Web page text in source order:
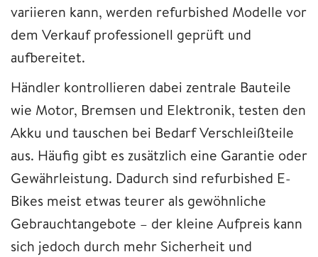
variieren kann, werden refurbished Modelle vor
dem Verkauf professionell geprüft und
aufbereitet.
Händler kontrollieren dabei zentrale Bauteile
wie Motor, Bremsen und Elektronik, testen den
Akku und tauschen bei Bedarf Verschleißteile
aus. Häufig gibt es zusätzlich eine Garantie oder
Gewährleistung. Dadurch sind refurbished E-
Bikes meist etwas teurer als gewöhnliche
Gebrauchtangebote – der kleine Aufpreis kann
sich jedoch durch mehr Sicherheit und